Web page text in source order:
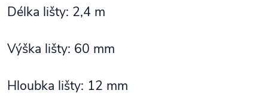
Délka lišty: 2,4 m
Výška lišty: 60 mm
Hloubka lišty: 12 mm